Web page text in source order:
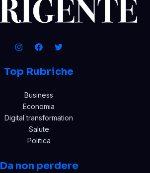
Top Rubriche
Business
Economia
Digital transformation
Salute
Politica
Da non perdere